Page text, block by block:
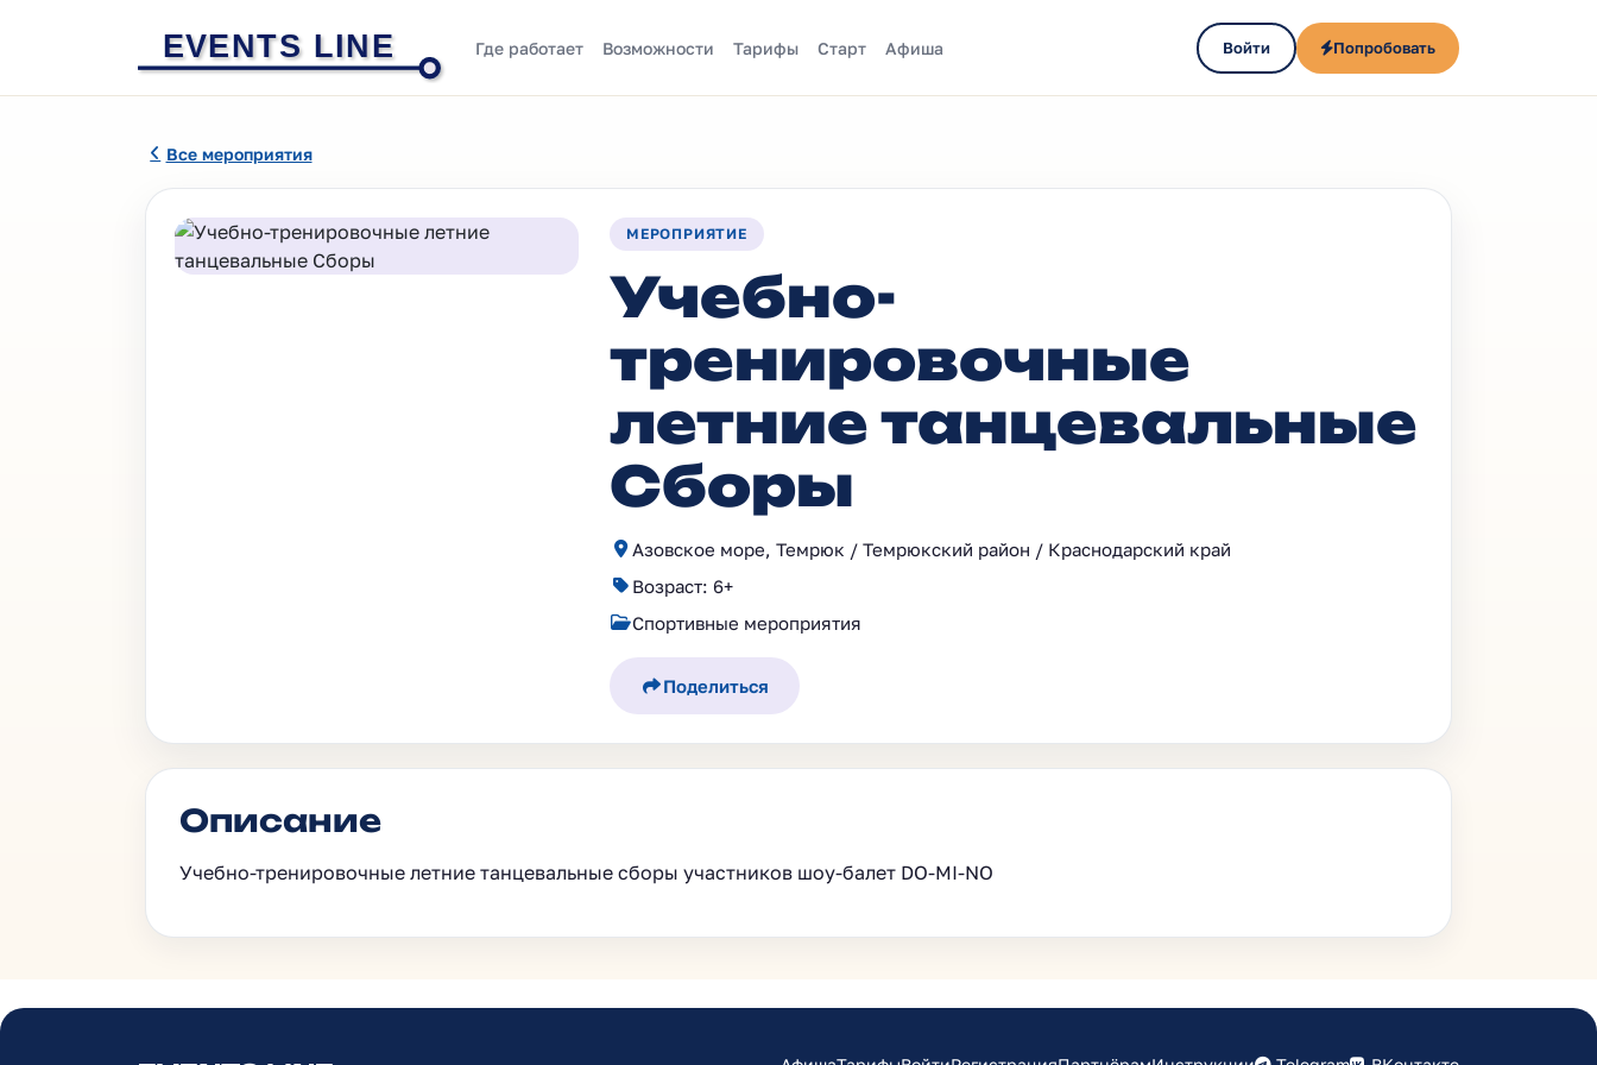
EVENTS LINE Где работает Возможности Тарифы Старт Афиша Войти Попробовать
Все мероприятия
МЕРОПРИЯТИЕ
Учебно-
тренировочные
летние танцевальные
Сборы
Азовское море, Темрюк / Темрюкский район / Краснодарский край
Возраст: 6+
Спортивные мероприятия
Поделиться
Описание
Учебно-тренировочные летние танцевальные сборы участников шоу-балет DO-MI-NO